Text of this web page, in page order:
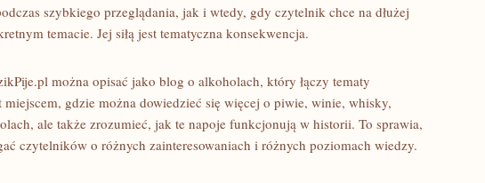
szybkiego przeglądania, jak i wtedy, gdy czytelnik chce na dłużej
temacie. Jej siłą jest tematyczna konsekwencja.
można opisać jako blog o alkoholach, który łączy tematy
miejscem, gdzie można dowiedzieć się więcej o piwie, winie, whisky,
ale także zrozumieć, jak te napoje funkcjonują w historii. To sprawia,
czytelników o różnych zainteresowaniach i różnych poziomach wiedzy.